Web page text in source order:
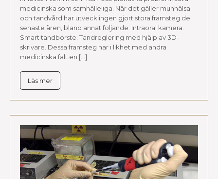
medicinska som samhälleliga. När det gäller munhälsa
och tandvård har utvecklingen gjort stora framsteg de
senaste åren, bland annat följande: Intraoral kamera.
Smart tandborste. Tandreglering med hjälp av 3D-
skrivare. Dessa framsteg har i likhet med andra
medicinska fält en […]
Läs mer